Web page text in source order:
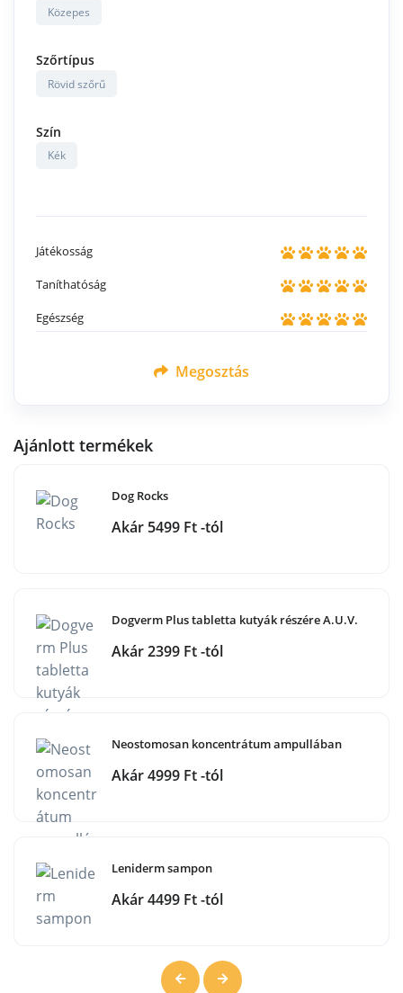
Közepes
Szőrtípus
Rövid szőrű
Szín
Kék
Játékosság
Taníthatóság
Egészség
Megosztás
Ajánlott termékek
Dog Rocks
Akár 5499 Ft -tól
Dogverm Plus tabletta kutyák részére A.U.V.
Akár 2399 Ft -tól
Neostomosan koncentrátum ampullában
Akár 4999 Ft -tól
Leniderm sampon
Akár 4499 Ft -tól